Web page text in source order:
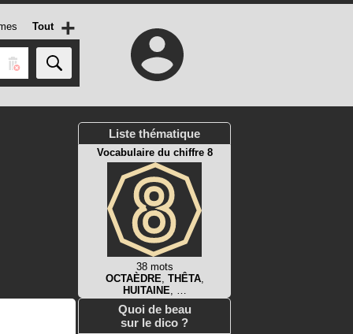
Tout +
Liste thématique
Vocabulaire du chiffre 8
38 mots
OCTAÈDRE, THÊTA,
HUITAINE, …
Quoi de beau
sur le dico ?